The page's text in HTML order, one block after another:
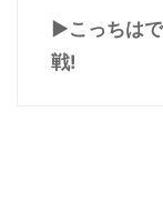
▶こっちは
戦!